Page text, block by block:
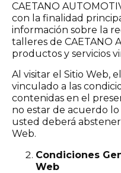
CAETANO
con la finalidad
información sobre la
talleres de CAETANO
productos y servicios
Al visitar el Sitio Web,
vinculado a las
contenidas en el
no estar de acuerdo
usted deberá
Web.
Condiciones
Web